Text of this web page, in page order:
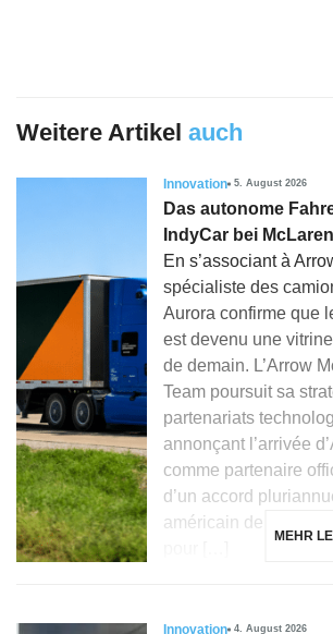
Weitere Artikel auch
Innovation 5. August 2026
Das autonome
IndyCar bei
En s’associant à
spécialiste des
Aurora confirme que
est devenu une
de demain. L’Arrow
Team poursuit sa
partenariats
annonçant l’arrivée
comme partenaire
d’un accord
américain de la
MEHR
Innovation 4. August 2026